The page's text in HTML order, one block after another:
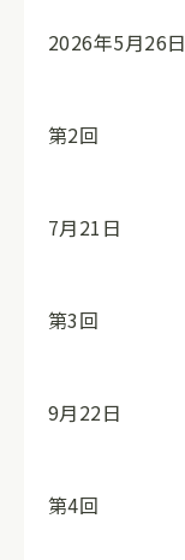
2026年5月26日
第2回
7月21日
第3回
9月22日
第4回